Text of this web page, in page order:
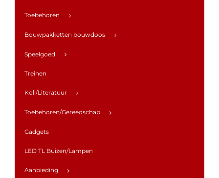
Toebehoren
Bouwpakketten bouwdoos
Speelgoed
Treinen
Koll/Literatuur
Toebehoren/Gereedschap
Gadgets
LED TL Buizen/Lampen
Aanbieding